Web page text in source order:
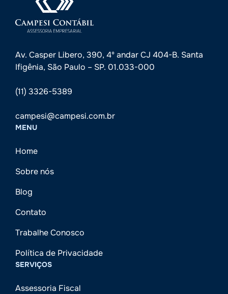
Av. Casper Libero, 390, 4º andar CJ 404-B. Santa
Ifigênia, São Paulo – SP. 01.033-000
(11) 3326-5389
campesi@campesi.com.br
MENU
Home
Sobre nós
Blog
Contato
Trabalhe Conosco
Política de Privacidade
SERVIÇOS
Assessoria Fiscal